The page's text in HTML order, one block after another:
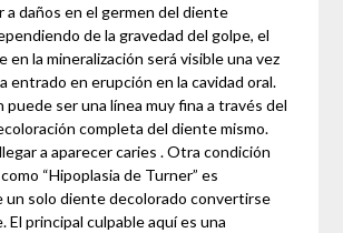
a daños en el germen del diente
de la gravedad del golpe, el
en la mineralización será visible una vez
entrado en erupción en la cavidad oral.
puede ser una línea muy fina a través del
completa del diente mismo.
a aparecer caries . Otra condición
“Hipoplasia de Turner” es
un solo diente decolorado convertirse
El principal culpable aquí es una